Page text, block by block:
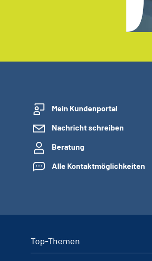
Mein Kundenportal
Nachricht schreiben
Beratung
Alle Kontaktmöglichkeiten
Top-Themen